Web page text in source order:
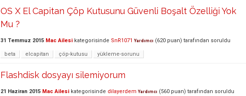
OS X El Capitan Çöp Kutusunu Güvenli Boşalt Özelliği Yok
Mu ?
31 Temmuz 2015 Mac Ailesi kategorisinde SnR1071 Yardımcı (620 puan) tarafından soruldu
beta elcapitan çöp-kutusu yükleme-sorunu
Flashdisk dosyayı silemiyorum
21 Haziran 2015 Mac Ailesi kategorisinde dilayerdem Yardımcı (560 puan) tarafından soruldu